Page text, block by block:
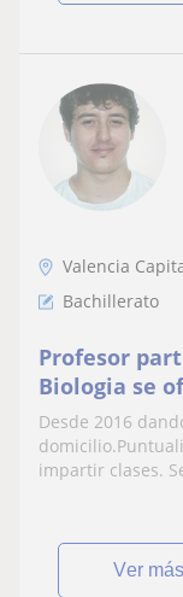
Valencia
Bachillerato
Profesor
Biologia se
particulares
Biología y
relacionadas
Desde 2016
impartir clases.
ver más